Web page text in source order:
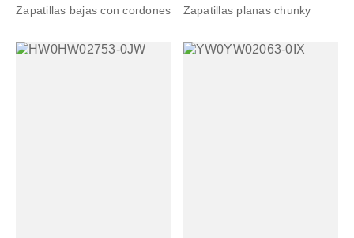
Zapatillas bajas con cordones Zapatillas planas chunky